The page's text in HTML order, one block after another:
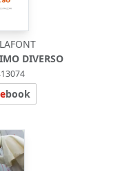
DIVERSO
ebook